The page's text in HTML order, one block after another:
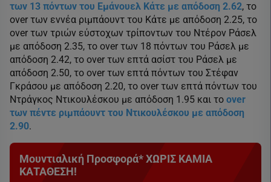
των 13 πόντων του Εμάνουελ Κάτε με απόδοση 2.62, το
over των εννέα ριμπάουντ του Κάτε με απόδοση 2.25, το
over των τριών εύστοχων τρίποντων του Ντέρον Ράσελ
με απόδοση 2.35, το over των 18 πόντων του Ράσελ με
απόδοση 2.42, το over των επτά ασίστ του Ράσελ με
απόδοση 2.50, το over των επτά πόντων του Στέφαν
Γκράσου με απόδοση 2.20, το over των επτά πόντων του
Ντράγκος Ντικουλέσκου με απόδοση 1.95 και το over
των πέντε ριμπάουντ του Ντικουλέσκου με απόδοση
2.90.
Μουντιαλική Προσφορά* ΧΩΡΙΣ ΚΑΜΙΑ
ΚΑΤΑΘΕΣΗ!